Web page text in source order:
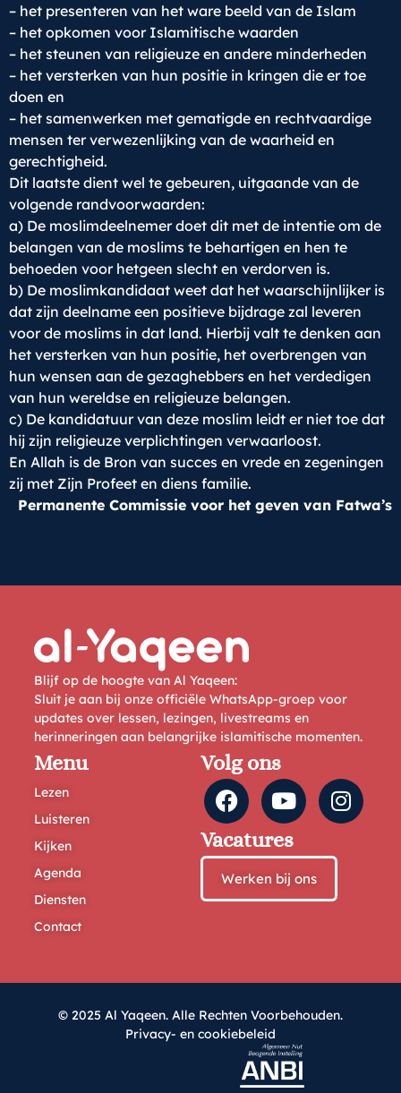
– het presenteren van het ware beeld van de Islam
– het opkomen voor Islamitische waarden
– het steunen van religieuze en andere minderheden
– het versterken van hun positie in kringen die er toe
doen en
– het samenwerken met gematigde en rechtvaardige
mensen ter verwezenlijking van de waarheid en
gerechtigheid.
Dit laatste dient wel te gebeuren, uitgaande van de
volgende randvoorwaarden:
a) De moslimdeelnemer doet dit met de intentie om de
belangen van de moslims te behartigen en hen te
behoeden voor hetgeen slecht en verdorven is.
b) De moslimkandidaat weet dat het waarschijnlijker is
dat zijn deelname een positieve bijdrage zal leveren
voor de moslims in dat land. Hierbij valt te denken aan
het versterken van hun positie, het overbrengen van
hun wensen aan de gezaghebbers en het verdedigen
van hun wereldse en religieuze belangen.
c) De kandidatuur van deze moslim leidt er niet toe dat
hij zijn religieuze verplichtingen verwaarloost.
En Allah is de Bron van succes en vrede en zegeningen
zij met Zijn Profeet en diens familie.
Permanente Commissie voor het geven van Fatwa’s
Blijf op de hoogte van Al Yaqeen:
Sluit je aan bij onze officiële WhatsApp-groep voor
updates over lessen, lezingen, livestreams en
herinneringen aan belangrijke islamitische momenten.
Menu
Lezen
Luisteren
Kijken
Agenda
Diensten
Contact
Volg ons
Vacatures
Werken bij ons
© 2025 Al Yaqeen. Alle Rechten Voorbehouden.
Privacy- en cookiebeleid